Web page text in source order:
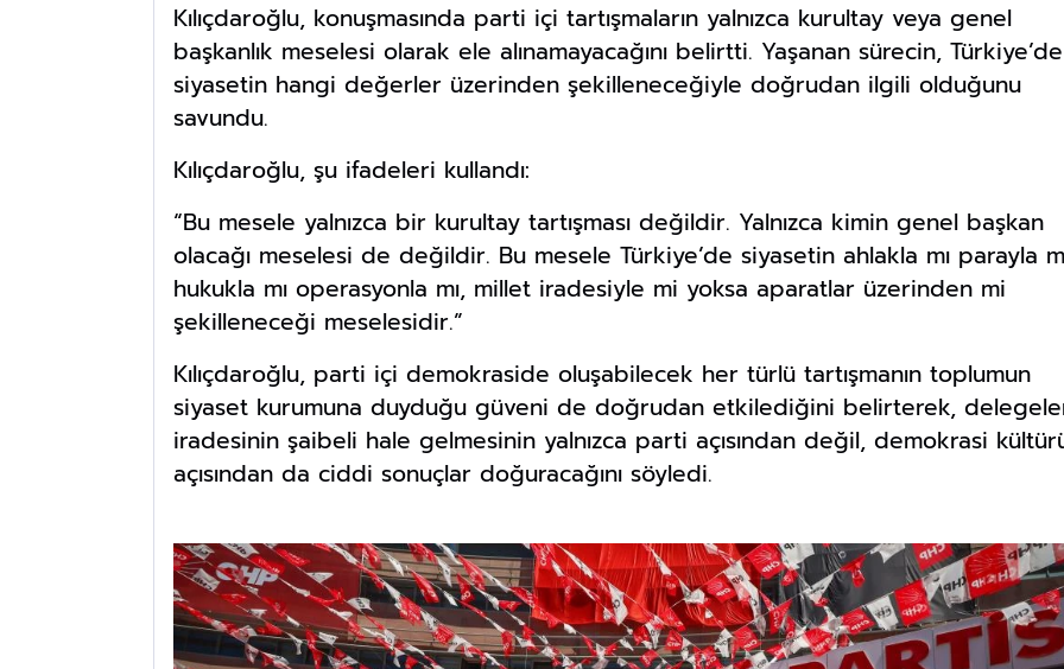
Kılıçdaroğlu, konuşmasında parti içi tartışmaların yalnızca kurultay veya genel
başkanlık meselesi olarak ele alınamayacağını belirtti. Yaşanan sürecin, Türkiye’de
siyasetin hangi değerler üzerinden şekilleneceğiyle doğrudan ilgili olduğunu
savundu.
Kılıçdaroğlu, şu ifadeleri kullandı:
“Bu mesele yalnızca bir kurultay tartışması değildir. Yalnızca kimin genel başkan
olacağı meselesi de değildir. Bu mesele Türkiye’de siyasetin ahlakla mı parayla
hukukla mı operasyonla mı, millet iradesiyle mi yoksa aparatlar üzerinden mi
şekilleneceği meselesidir.”
Kılıçdaroğlu, parti içi demokraside oluşabilecek her türlü tartışmanın toplumun
siyaset kurumuna duyduğu güveni de doğrudan etkilediğini belirterek,
iradesinin şaibeli hale gelmesinin yalnızca parti açısından değil, demokrasi
açısından da ciddi sonuçlar doğuracağını söyledi.